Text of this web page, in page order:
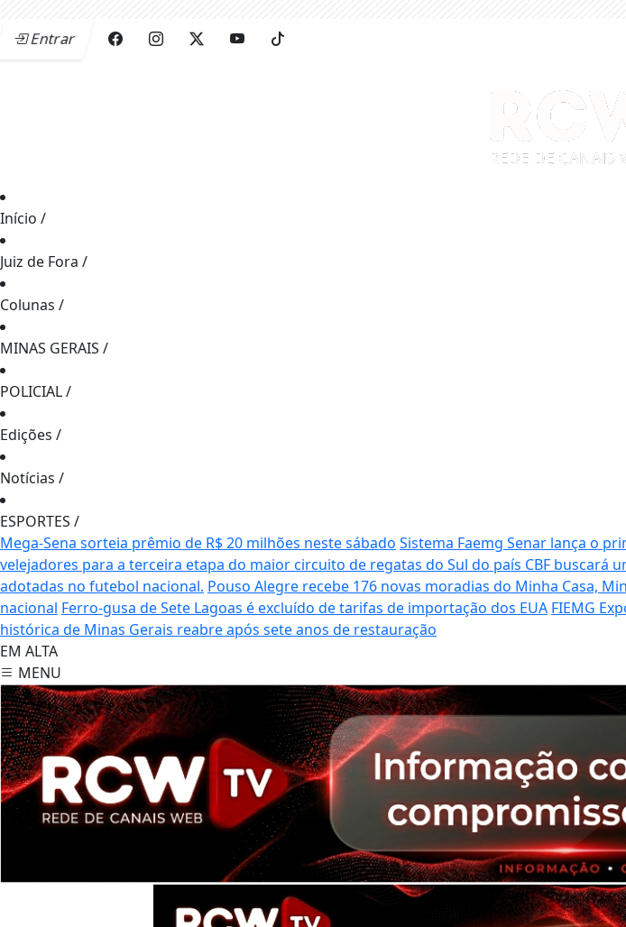
Entrar
Início /
Juiz de Fora /
Colunas /
MINAS GERAIS /
POLICIAL/
Edições /
Notícias /
ESPORTES /
Mega-Sena sorteia prêmio de R$ 20 milhões neste sábado Sistema Faemg Senar lança o
velejadores para a terceira etapa do maior circuito de regatas do Sul do país CBF buscará
adotadas no futebol nacional. Pouso Alegre recebe 176 novas moradias do Minha Casa,
nacional Ferro-gusa de Sete Lagoas é excluído de tarifas de importação dos EUA FIEMG
histórica de Minas Gerais reabre após sete anos de restauração
EM ALTA
MENU